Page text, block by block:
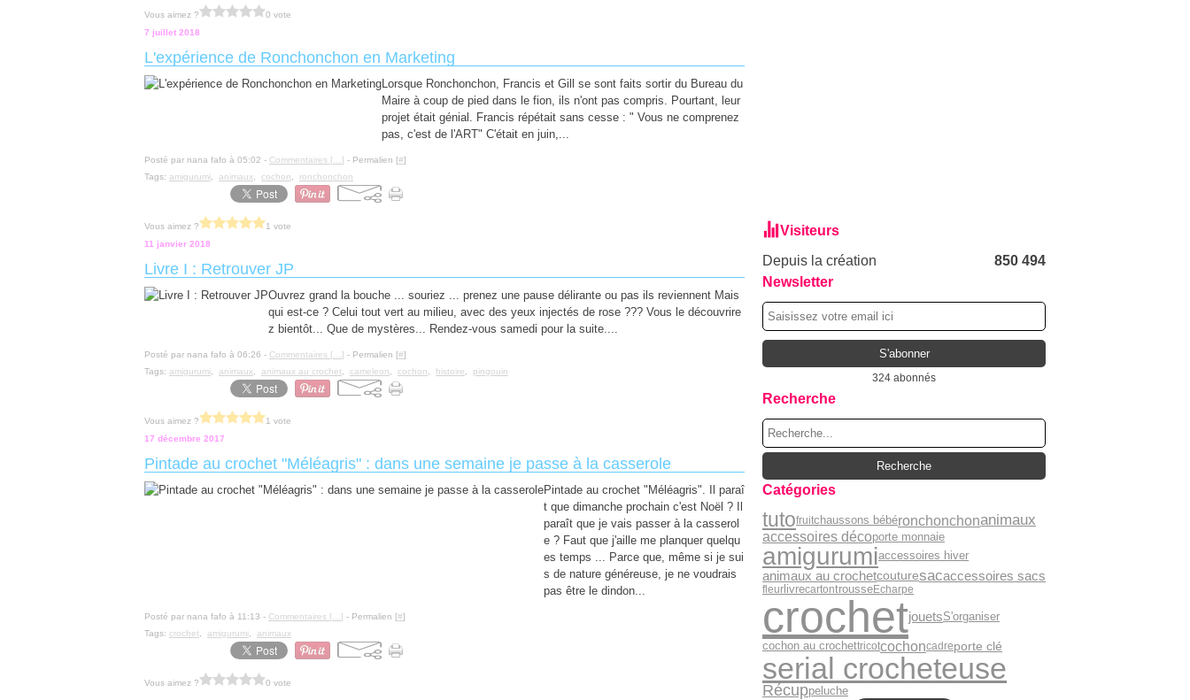
Vous aimez ?
0 vote
7 juillet 2018
L'expérience de Ronchonchon en Marketing
Lorsque Ronchonchon, Francis et Gill se sont faits sortir du Bureau du
Maire à coup de pied dans le fion, ils n'ont pas compris. Pourtant, leur
projet était génial. Francis répétait sans cesse : " Vous ne comprenez
pas, c'est de l'ART" C'était en juin,...
Posté par nana fafo à 05:02 - Commentaires [ ] - Permalien [#]
Tags: amigurumi animaux cochon ronchonchon
Vous aimez ?
1 vote
11 janvier 2018
Livre I : Retrouver JP
Ouvrez grand la bouche ... souriez ... prenez une pause délirante ou pas ils reviennent Mais
qui est-ce ? Celui tout vert au milieu, avec des yeux injectés de rose ??? Vous le découvrire
z bientôt... Que de mystères... Rendez-vous samedi pour la suite....
Posté par nana fafo à 06:26 - Commentaires [ ] - Permalien [#]
Tags: amigurumi animaux animaux au crochet cameleon cochon histoire pingouin
Vous aimez ?
1 vote
17 décembre 2017
Pintade au crochet "Méléagris" : dans une semaine je passe à la casserole
Pintade au crochet "Méléagris". Il paraî
t que dimanche prochain c'est Noël ? Il
paraît que je vais passer à la casserol
e ? Faut que j'aille me planquer quelqu
es temps ... Parce que, même si je sui
s de nature généreuse, je ne voudrais
pas être le dindon...
Posté par nana fafo à 11:13 - Commentaires [ ] - Permalien [#]
Tags: crochet amigurumi animaux
Vous aimez ? 0 vote
Visiteurs
Depuis la création
850 494
Newsletter
324 abonnés
Recherche
Catégories
tutofruitchaussons bébéronchonchonanimaux
accessoires décoporte monnaie
amigurumiaccessoires hiver
animaux au crochetcouturesacaccessoires sacs
fleur livrecartontrousseEcharpe
crochetjouetsS'organiser
cochon au crochettricotcochoncadreporte clé
serial crocheteuse
Récuppeluche